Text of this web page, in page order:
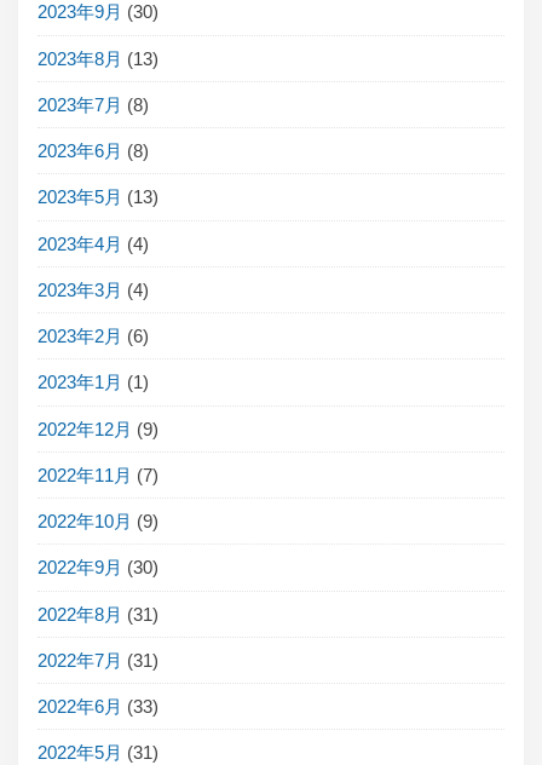
2023年9月 (30)
2023年8月 (13)
2023年7月 (8)
2023年6月 (8)
2023年5月 (13)
2023年4月 (4)
2023年3月 (4)
2023年2月 (6)
2023年1月 (1)
2022年12月 (9)
2022年11月 (7)
2022年10月 (9)
2022年9月 (30)
2022年8月 (31)
2022年7月 (31)
2022年6月 (33)
2022年5月 (31)